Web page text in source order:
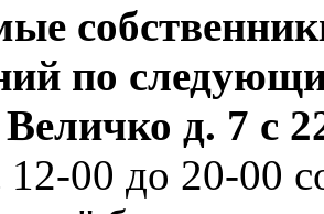
по
Величко д. 7 с
00 до 20-00